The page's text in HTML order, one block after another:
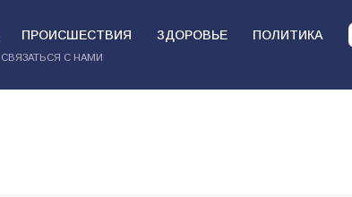
ПРОИСШЕСТВИЯ ЗДОРОВЬЕ ПОЛИТИКА
СВЯЗАТЬСЯ С НАМИ